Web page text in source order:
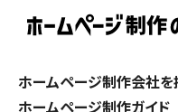
ホームページ制作会社を
ホームページ制作ガイド